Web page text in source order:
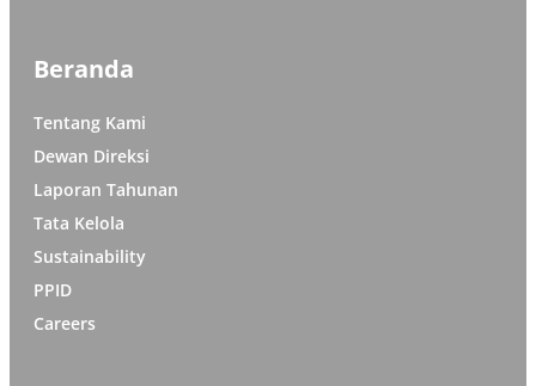
Beranda
Tentang Kami
Dewan Direksi
Laporan Tahunan
Tata Kelola
Sustainability
PPID
Careers